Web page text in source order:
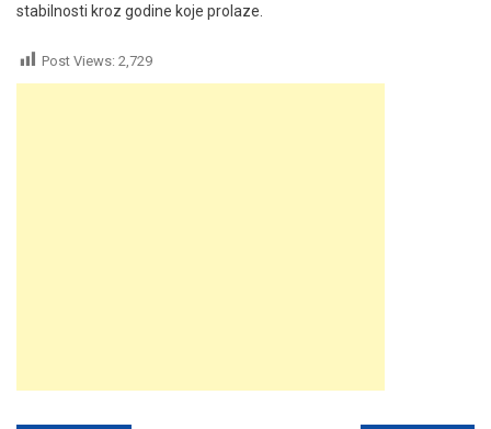
stabilnosti kroz godine koje prolaze.
Post Views: 2,729